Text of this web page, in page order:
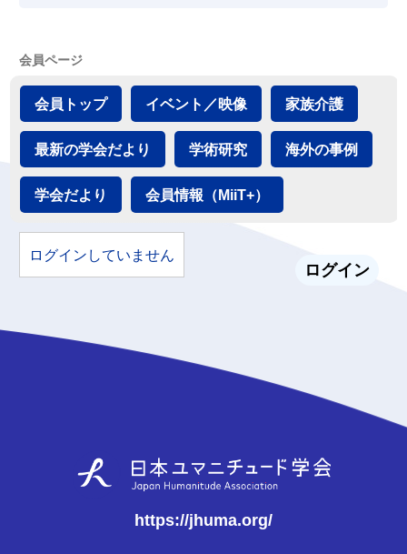
会員ページ
会員トップ イベント／映像 家族介護
最新の学会だより 学術研究 海外の事例
学会だより 会員情報（MiiT+）
ログインしていません
ログイン
https://jhuma.org/